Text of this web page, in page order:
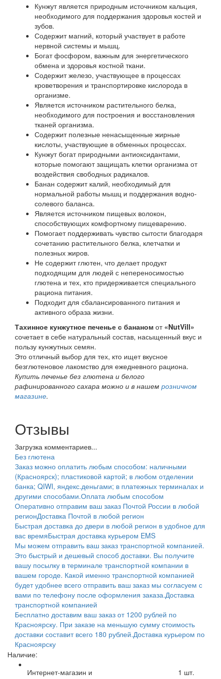
Кунжут является природным источником кальция,
необходимого для поддержания здоровья костей и
зубов.
Содержит магний, который участвует в работе
нервной системы и мышц.
Богат фосфором, важным для энергетического
обмена и здоровья костной ткани.
Содержит железо, участвующее в процессах
кроветворения и транспортировке кислорода в
организме.
Является источником растительного белка,
необходимого для построения и восстановления
тканей организма.
Содержит полезные ненасыщенные жирные
кислоты, участвующие в обменных процессах.
Кунжут богат природными антиоксидантами,
которые помогают защищать клетки организма от
воздействия свободных радикалов.
Банан содержит калий, необходимый для
нормальной работы мышц и поддержания водно-
солевого баланса.
Является источником пищевых волокон,
способствующих комфортному пищеварению.
Помогает поддерживать чувство сытости благодаря
сочетанию растительного белка, клетчатки и
полезных жиров.
Не содержит глютен, что делает продукт
подходящим для людей с непереносимостью
глютена и тех, кто придерживается специального
рациона питания.
Подходит для сбалансированного питания и
активного образа жизни.
Тахинное кунжутное печенье с бананом от «NutVill»
сочетает в себе натуральный состав, насыщенный вкус и
пользу кунжутных семян.
Это отличный выбор для тех, кто ищет вкусное
безглютеновое лакомство для ежедневного рациона.
Купить печенье без глютена и белого
рафинированного сахара можно и в нашем розничном
магазине.
Отзывы
Загрузка комментариев...
Без глютена
Заказ можно оплатить любым способом: наличными
(Красноярск); пластиковой картой; в любом отделении
банка; QIWI, яндекс.деньгами; в платежных терминалах и
другими способами.Оплата любым способом
Оперативно отправим ваш заказ Почтой России в любой
регионДоставка Почтой в любой регион
Быстрая доставка до двери в любой регион в удобное для
вас времяБыстрая доставка курьером EMS
Мы можем отправить ваш заказ транспортной компанией.
Это быстрый и дешевый способ доставки. Вы получите
вашу посылку в терминале транспортной компании в
вашем городе. Какой именно транспортной компанией
будет удобнее всего отправить ваш заказ мы согласуем с
вами по телефону после оформления заказа.Доставка
транспортной компанией
Бесплатно доставим ваш заказ от 1200 рублей по
Красноярску. При заказе на меньшую сумму стоимость
доставки составит всего 180 рублей.Доставка курьером по
Красноярску
Наличие:
Интернет-магазин и
1 шт.